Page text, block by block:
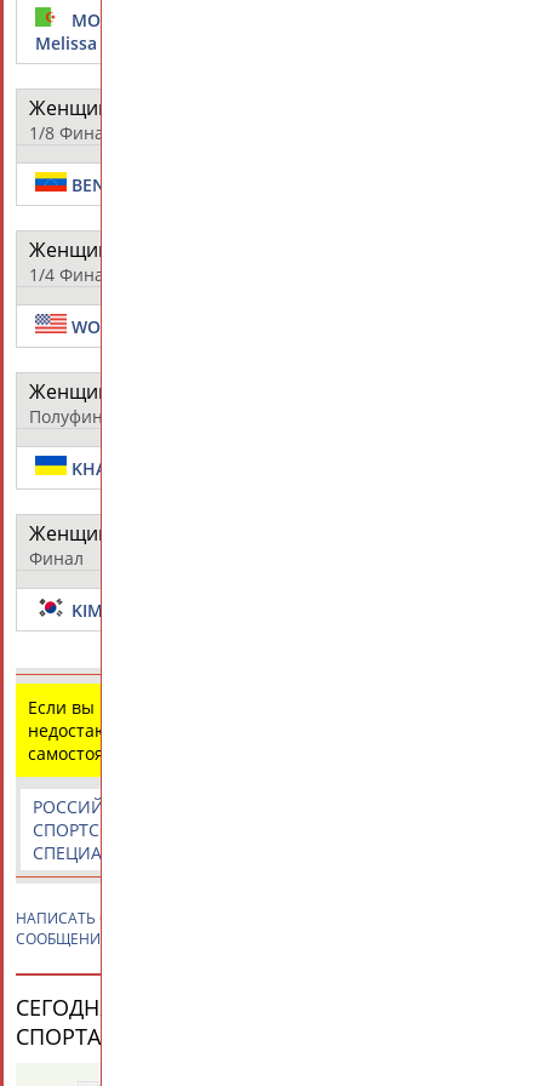
MOUTOUSSAMY Lea
Melissa
Женщины - сабля - личное первенство
1/8 Финала
BENITEZ Alejandra
Женщины - сабля - личное первенство
1/4 Финала
WOZNIAK Dagmara
Женщины - сабля - личное первенство
Полуфинал
KHARLAN Olga
Женщины - сабля - личное первенство
Финал
KIM Jiyeon
Если вы нашли ошибку в данных или имеете
недостающую информацию, внесите изменения
самостоятельно
РОССИЙСКИЕ
СПОРТСМЕНЫ,
СПЕЦИАЛИСТЫ
НАПИСАТЬ Софья ВЕЛИКАЯ
СООБЩЕНИЕ
СЕГОДНЯ ДЕНЬ РОЖДЕНИЯ У ПЕРСОН ИЗ МИРА
СПОРТА (35 ПЕРСОНАЛИЙ)